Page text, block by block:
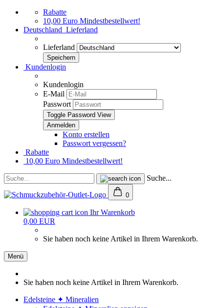
Rabatte
10,00 Euro Mindestbestellwert!
Deutschland Lieferland
Lieferland
Kundenlogin
Kundenlogin
E-Mail
Passwort
Toggle Password View
Konto erstellen
Passwort vergessen?
Rabatte
10,00 Euro Mindestbestellwert!
Suche...
0
Ihr Warenkorb
0,00 EUR
Sie haben noch keine Artikel in Ihrem Warenkorb.
Menü
Sie haben noch keine Artikel in Ihrem Warenkorb.
Edelsteine ✦ Mineralien